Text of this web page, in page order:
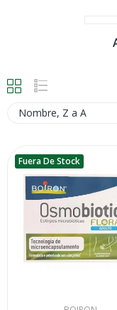
Nombre, Z a A
Fuera De Stock